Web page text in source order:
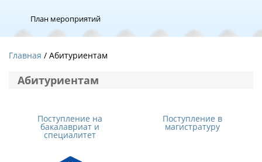
План мероприятий
Главная / Абитуриентам
Абитуриентам
Поступление на
бакалавриат и
специалитет
Поступление в
магистратуру